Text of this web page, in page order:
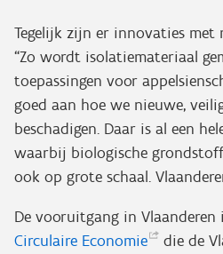
Tegelijk zijn er innovaties met
“Zo wordt isolatiemateriaal
toepassingen voor
goed aan hoe we nieuwe,
beschadigen. Daar is al een
waarbij biologische
ook op grote schaal.
De vooruitgang in
Circulaire Economie
die de